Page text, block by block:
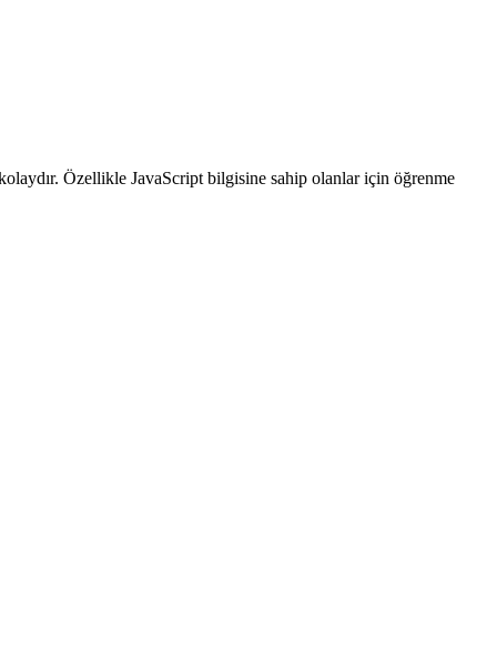
Özellikle JavaScript bilgisine sahip olanlar için öğrenme